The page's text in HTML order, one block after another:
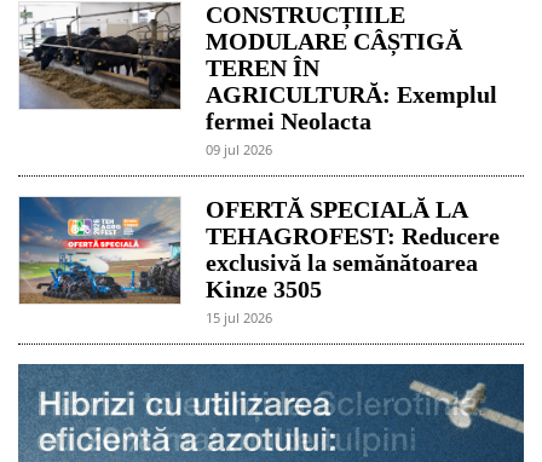
CONSTRUCȚIILE
MODULARE CÂȘTIGĂ
TEREN ÎN
AGRICULTURĂ: Exemplul
fermei Neolacta
09 jul 2026
OFERTĂ SPECIALĂ LA
TEHAGROFEST: Reducere
exclusivă la semănătoarea
Kinze 3505
15 jul 2026